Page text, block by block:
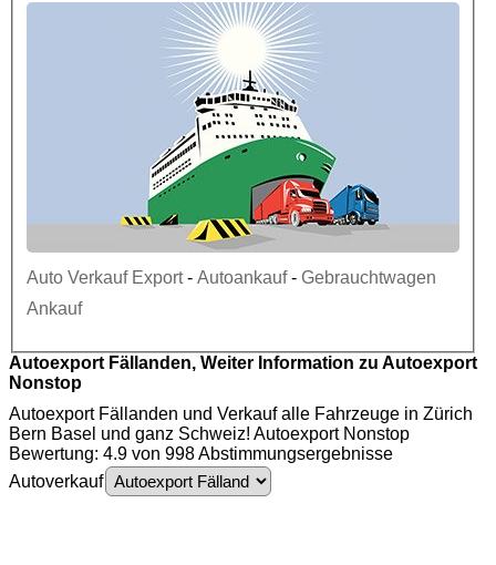
Auto Verkauf Export- Autoankauf- Gebrauchtwagen
Ankauf
Autoexport Fällanden, Weiter Information zu Autoexport
Nonstop
Autoexport Fällanden und Verkauf alle Fahrzeuge in Zürich
Bern Basel und ganz Schweiz! Autoexport Nonstop
Bewertung: 4.9 von 998 Abstimmungsergebnisse
Autoverkauf